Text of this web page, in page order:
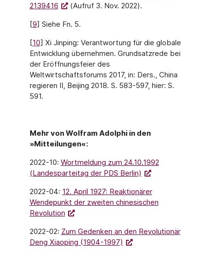
2139416
(Aufruf 3. Nov. 2022).
[9] Siehe Fn. 5.
[10] Xi Jinping: Verantwortung für die globale
Entwicklung übernehmen. Grundsatzrede bei
der Eröffnungsfeier des
Weltwirtschaftsforums 2017, in: Ders., China
regieren II, Beijing 2018. S. 583-597, hier: S.
591.
Mehr von Wolfram Adolphi in den
»Mitteilungen«:
2022-10: Wortmeldung zum 24.10.1992
(Landesparteitag der PDS Berlin)
2022-04: 12. April 1927: Reaktionärer
Wendepunkt der zweiten chinesischen
Revolution
2022-02: Zum Gedenken an den Revolutionär
Deng Xiaoping (1904-1997)